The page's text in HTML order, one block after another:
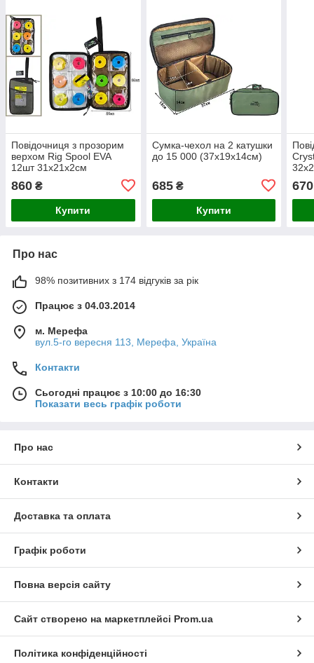
Повідочниця з прозорим
верхом Rig Spool EVA
12шт 31х21х2см
860 ₴
Купити
Сумка-чехол на 2 катушки
до 15 000 (37х19х14см)
685₴
Купити
670
Про нас
98% позитивних з 174 відгуків за рік
Працює з 04.03.2014
м. Мерефа
вул.5-го вересня 113, Мерефа, Україна
Контакти
Сьогодні працює з 10:00 до 16:30
Показати весь графік роботи
Про нас
Контакти
Доставка та оплата
Графік роботи
Повна версія сайту
Сайт створено на маркетплейсі Prom.ua
Політика конфіденційності